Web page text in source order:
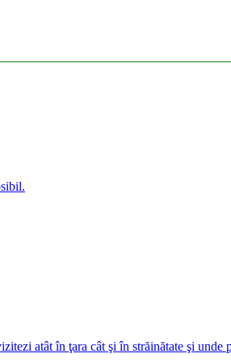
atât în ţara cât şi în străinătate şi